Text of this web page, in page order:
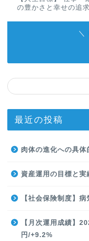
の豊かさと幸せの追求
＼
最近の投稿
肉体の進化への具体
資産運用の目標と実
【社会保険制度】
【月次運用成績】
円/+9.2%